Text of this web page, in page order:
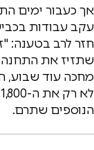
אך כעבור ימים
עקב עבודות
שתזיז את התחנה
מחכה עוד שבוע,
הנוספים שתרם.